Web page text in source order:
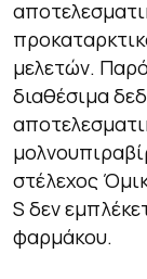
μελετών.
διαθέσιμα
στέλεχος
S δεν
φαρμάκου.